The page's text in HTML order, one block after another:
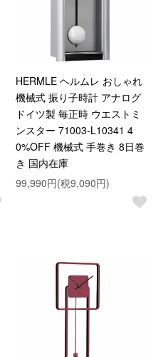
HERMLE ヘルムレ おしゃれ
機械式 振り子時計 アナログ
ドイツ製 毎正時 ウエストミ
ンスター 71003-L10341 4
0%OFF 機械式 手巻き 8日巻
き 国内在庫
99,990円(税9,090円)